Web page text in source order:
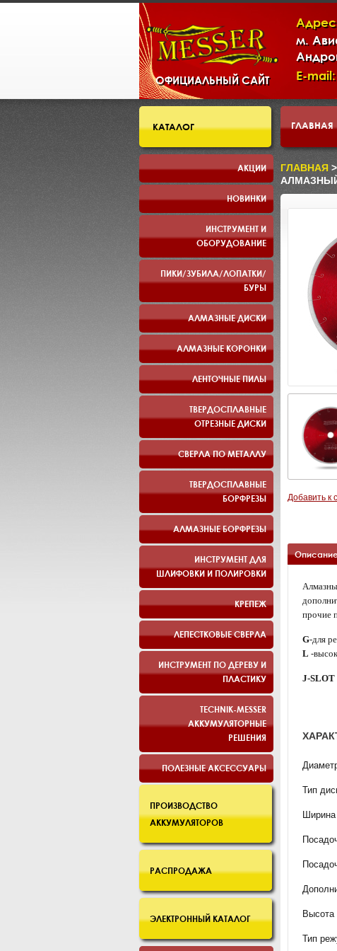
ОФИЦИАЛЬНЫЙ САЙТ
м.
E-mail:
ГЛАВНАЯ
СКЛАД
КАТАЛОГ
АКЦИИ
НОВИНКИ
ИНСТРУМЕНТ И
ОБОРУДОВАНИЕ
ПИКИ/ЗУБИЛА/ЛОПАТКИ/
БУРЫ
АЛМАЗНЫЕ ДИСКИ
АЛМАЗНЫЕ КОРОНКИ
ЛЕНТОЧНЫЕ ПИЛЫ
ТВЕРДОСПЛАВНЫЕ
ОТРЕЗНЫЕ ДИСКИ
СВЕРЛА ПО МЕТАЛЛУ
ТВЕРДОСПЛАВНЫЕ
БОРФРЕЗЫ
АЛМАЗНЫЕ БОРФРЕЗЫ
ИНСТРУМЕНТ ДЛЯ
ШЛИФОВКИ И ПОЛИРОВКИ
КРЕПЕЖ
ЛЕПЕСТКОВЫЕ СВЕРЛА
ИНСТРУМЕНТ ПО ДЕРЕВУ И
ПЛАСТИКУ
TECHNIK-MESSER
АККУМУЛЯТОРНЫЕ
РЕШЕНИЯ
ПОЛЕЗНЫЕ АКСЕССУАРЫ
ПРОИЗВОДСТВО
АККУМУЛЯТОРОВ
РАСПРОДАЖА
ЭЛЕКТРОННЫЙ КАТАЛОГ
ГЛАВНАЯ >
АЛМАЗНЫЙ
Добавить к
прочие
G-для
L -
J-SLOT
Тип
Ширина
Тип